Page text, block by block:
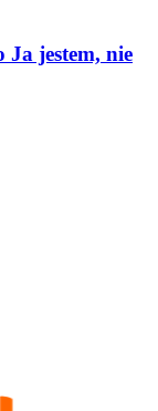
Ja jestem, nie